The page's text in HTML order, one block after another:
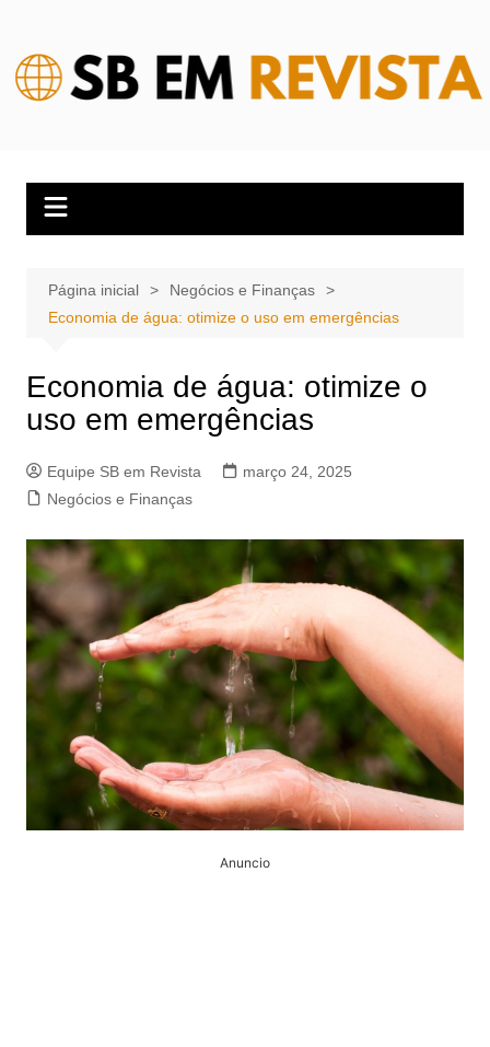
conteúdo
Página inicial
Negócios e Finanças
Economia de água: otimize o uso em emergências
Economia de água: otimize o
uso em emergências
Equipe SB em Revista
março 24, 2025
Negócios e Finanças
Anuncio